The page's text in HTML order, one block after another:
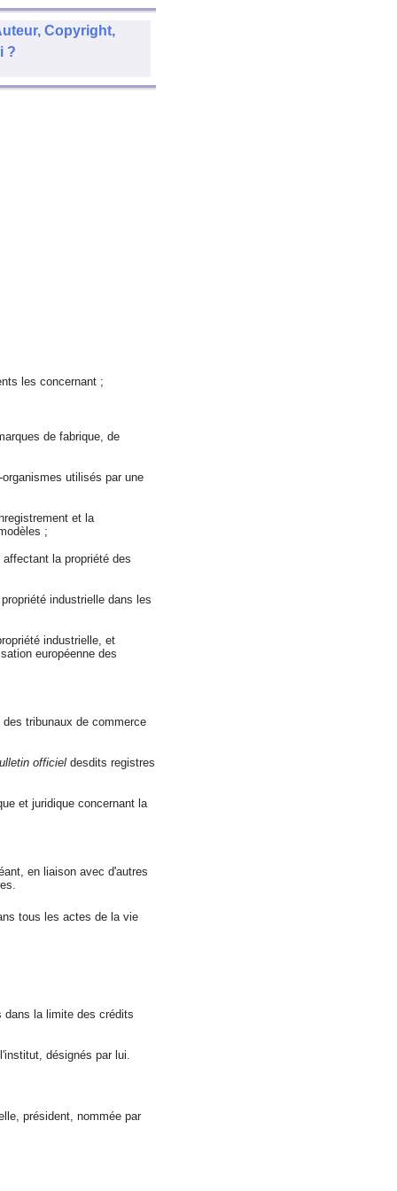
Copyright,
?
les concernant ;
de fabrique, de
utilisés par une
et la
;
la propriété des
industrielle dans les
industrielle, et
européenne des
tribunaux de commerce
officiel desdits registres
et juridique concernant la
en liaison avec d'autres
tous les actes de la vie
dans la limite des crédits
désignés par lui.
président, nommée par